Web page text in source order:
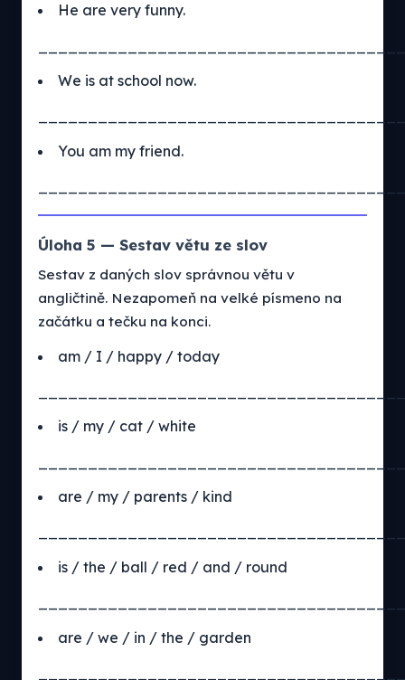
He are very funny.
We is at school now.
You am my friend.
Úloha 5 — Sestav větu ze slov
Sestav z daných slov správnou větu v
angličtině. Nezapomeň na velké písmeno na
začátku a tečku na konci.
am / I / happy / today
is / my / cat / white
are / my / parents / kind
is / the / ball / red / and / round
are / we / in / the / garden